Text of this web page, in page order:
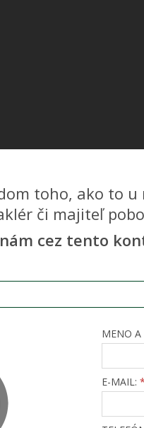
toho, ako to
či majiteľ
cez tento
MENO A
E-MAIL: *